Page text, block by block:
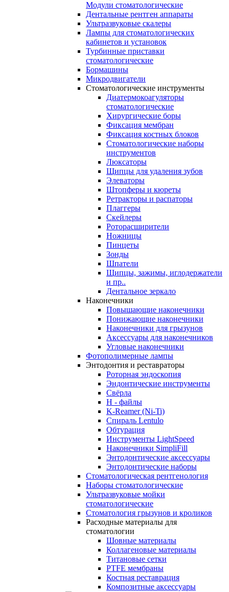
Модули стоматологические
Дентальные рентген аппараты
Ультразвуковые скалеры
Лампы для стоматологических
кабинетов и установок
Турбинные приставки
стоматологические
Бормашины
Микродвигатели
Стоматологические инструменты
Диатермокоагуляторы
стоматологические
Хирургические боры
Фиксация мембран
Фиксация костных блоков
Стоматологические наборы
инструментов
Люксаторы
Щипцы для удаления зубов
Элеваторы
Штопферы и кюреты
Ретракторы и распаторы
Плаггеры
Скейлеры
Роторасширители
Ножницы
Пинцеты
Зонды
Шпатели
Щипцы, зажимы, иглодержатели
и пр..
Дентальное зеркало
Наконечники
Повышающие наконечники
Понижающие наконечники
Наконечники для грызунов
Аксессуары для наконечников
Угловые наконечники
Фотополимерные лампы
Энтодонтия и реставраторы
Роторная эндоскопия
Эндонтические инструменты
Свёрла
H - файлы
K-Reamer (Ni-Ti)
Спираль Lentulo
Обтурация
Инструменты LightSpeed
Наконечники SimpliFill
Энтодонтические аксессуары
Энтодонтические наборы
Стоматологическая рентгенология
Наборы стоматологические
Ультразвуковые мойки
стоматологические
Стоматология грызунов и кроликов
Расходные материалы для
стоматологии
Шовные материалы
Коллагеновые материалы
Титановые сетки
PTFE мембраны
Костная реставрация
Композитные аксессуары